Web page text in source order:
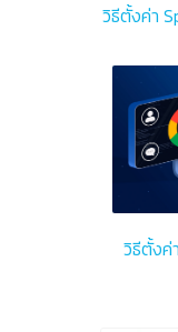
วิธีตั้งค่า
วิธีตั้งค่